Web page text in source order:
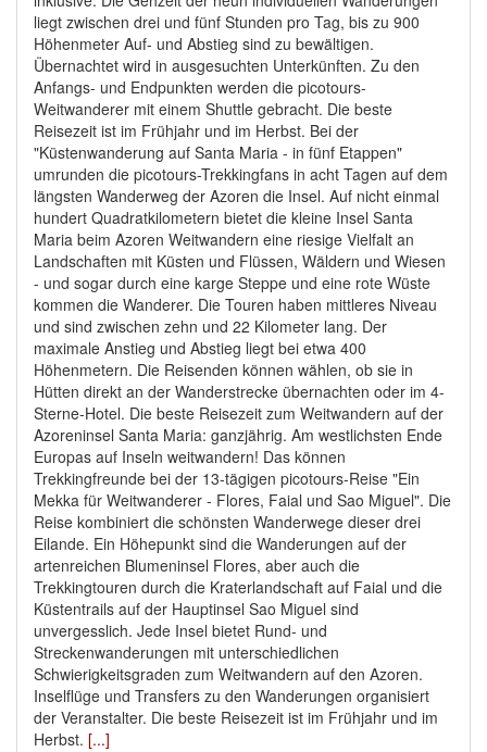
liegt zwischen drei und fünf Stunden pro Tag, bis zu 900
Höhenmeter Auf- und Abstieg sind zu bewältigen.
Übernachtet wird in ausgesuchten Unterkünften. Zu den
Anfangs- und Endpunkten werden die picotours-
Weitwanderer mit einem Shuttle gebracht. Die beste
Reisezeit ist im Frühjahr und im Herbst. Bei der
"Küstenwanderung auf Santa Maria - in fünf Etappen"
umrunden die picotours-Trekkingfans in acht Tagen auf dem
längsten Wanderweg der Azoren die Insel. Auf nicht einmal
hundert Quadratkilometern bietet die kleine Insel Santa
Maria beim Azoren Weitwandern eine riesige Vielfalt an
Landschaften mit Küsten und Flüssen, Wäldern und Wiesen
- und sogar durch eine karge Steppe und eine rote Wüste
kommen die Wanderer. Die Touren haben mittleres Niveau
und sind zwischen zehn und 22 Kilometer lang. Der
maximale Anstieg und Abstieg liegt bei etwa 400
Höhenmetern. Die Reisenden können wählen, ob sie in
Hütten direkt an der Wanderstrecke übernachten oder im 4-
Sterne-Hotel. Die beste Reisezeit zum Weitwandern auf der
Azoreninsel Santa Maria: ganzjährig. Am westlichsten Ende
Europas auf Inseln weitwandern! Das können
Trekkingfreunde bei der 13-tägigen picotours-Reise "Ein
Mekka für Weitwanderer - Flores, Faial und Sao Miguel". Die
Reise kombiniert die schönsten Wanderwege dieser drei
Eilande. Ein Höhepunkt sind die Wanderungen auf der
artenreichen Blumeninsel Flores, aber auch die
Trekkingtouren durch die Kraterlandschaft auf Faial und die
Küstentrails auf der Hauptinsel Sao Miguel sind
unvergesslich. Jede Insel bietet Rund- und
Streckenwanderungen mit unterschiedlichen
Schwierigkeitsgraden zum Weitwandern auf den Azoren.
Inselflüge und Transfers zu den Wanderungen organisiert
der Veranstalter. Die beste Reisezeit ist im Frühjahr und im
Herbst. [...]